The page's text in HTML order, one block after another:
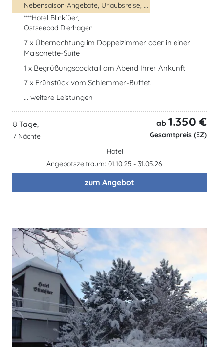
Nebensaison-Angebote, Urlaubsreise, ...
****Hotel Blinkfüer,
Ostseebad Dierhagen
7 x Übernachtung im Doppelzimmer oder in einer
Maisonette-Suite
1 x Begrüßungscocktail am Abend Ihrer Ankunft
7 x Frühstück vom Schlemmer-Buffet.
... weitere Leistungen
8 Tage,
7 Nächte
ab 1.350 €
Gesamtpreis (EZ)
Hotel
Angebotszeitraum: 01.10.25 - 31.05.26
zum Angebot